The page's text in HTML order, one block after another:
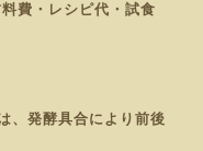
費・レシピ代・試食
、発酵具合により前後